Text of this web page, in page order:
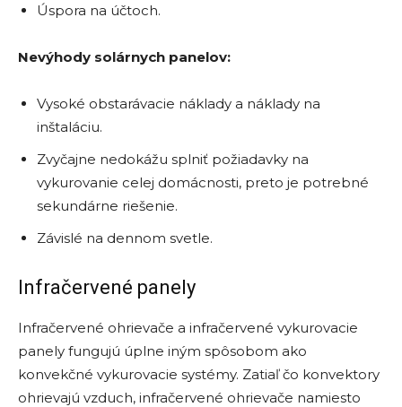
Úspora na účtoch.
Nevýhody solárnych panelov:
Vysoké obstarávacie náklady a náklady na
inštaláciu.
Zvyčajne nedokážu splniť požiadavky na
vykurovanie celej domácnosti, preto je potrebné
sekundárne riešenie.
Závislé na dennom svetle.
Infračervené panely
Infračervené ohrievače a infračervené vykurovacie
panely fungujú úplne iným spôsobom ako
konvekčné vykurovacie systémy. Zatiaľ čo konvektory
ohrievajú vzduch, infračervené ohrievače namiesto